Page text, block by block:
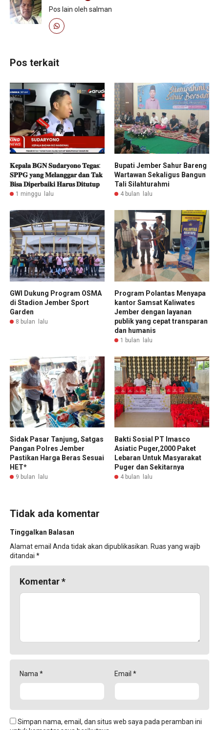
Pos lain oleh salman
Pos terkait
𝐊𝐞𝐩𝐚𝐥𝐚 𝐁𝐆𝐍 𝐒𝐮𝐝𝐚𝐫𝐲𝐨𝐧𝐨 𝐓𝐞𝐠𝐚𝐬:
𝐒𝐏𝐏𝐆 𝐲𝐚𝐧𝐠 𝐌𝐞𝐥𝐚𝐧𝐠𝐠𝐚𝐫 𝐝𝐚𝐧 𝐓𝐚𝐤
𝐁𝐢𝐬𝐚 𝐃𝐢𝐩𝐞𝐫𝐛𝐚𝐢𝐤𝐢 𝐇𝐚𝐫𝐮𝐬 𝐃𝐢𝐭𝐮𝐭𝐮𝐩
1 minggu lalu
Bupati Jember Sahur Bareng
Wartawan Sekaligus Bangun
Tali Silahturahmi
4 bulan lalu
GWI Dukung Program OSMA
di Stadion Jember Sport
Garden
8 bulan lalu
Program Polantas Menyapa
kantor Samsat Kaliwates
Jember dengan layanan
publik yang cepat transparan
dan humanis
1 bulan lalu
Sidak Pasar Tanjung, Satgas
Pangan Polres Jember
Pastikan Harga Beras Sesuai
HET*
9 bulan lalu
Bakti Sosial PT Imasco
Asiatic Puger,2000 Paket
Lebaran Untuk Masyarakat
Puger dan Sekitarnya
4 bulan lalu
Tidak ada komentar
Tinggalkan Balasan
Alamat email Anda tidak akan dipublikasikan. Ruas yang wajib
ditandai *
Komentar*
Nama* Email *
Simpan nama, email, dan situs web saya pada peramban ini